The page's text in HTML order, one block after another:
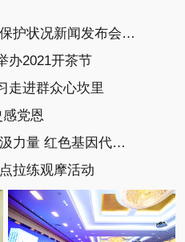
泉州法院知识产权刑事司法保护状况新闻发布会召开
办2021开茶节
走进群众心坎里
党恩
安溪县第十八小学：学党史汲力量 红色基因代代传
拉练观摩活动